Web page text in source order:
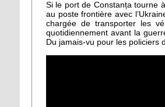
Si le port de Constanța tourne
au poste frontière avec
chargée de transporter les
quotidiennement avant la
Du jamais-vu pour les policiers